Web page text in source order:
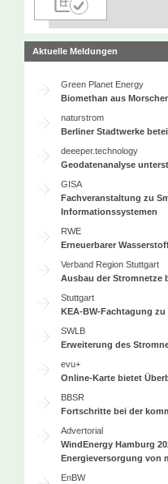
Aktuelle Meldungen
Green Planet Energy
Biomethan aus
naturstrom
Berliner Stadtwerke
deeeper.technology
Geodatenanalyse
GISA
Fachveranstaltung zu
Informationssystemen
RWE
Erneuerbarer
Verband Region Stuttgart
Ausbau der Stromnetze
Stuttgart
KEA-BW-Fachtagung zu
SWLB
Erweiterung des
evu+
Online-Karte bietet
BBSR
Fortschritte bei der
Advertorial
WindEnergy Hamburg
Energieversorgung von
EnBW